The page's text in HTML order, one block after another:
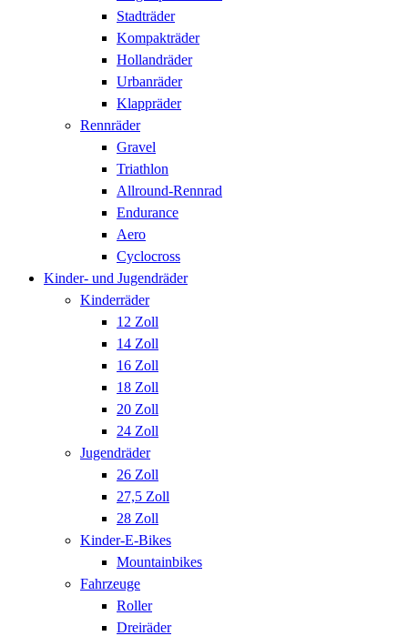
Stadträder
Kompakträder
Hollandräder
Urbanräder
Klappräder
Rennräder
Gravel
Triathlon
Allround-Rennrad
Endurance
Aero
Cyclocross
Kinder- und Jugendräder
Kinderräder
12 Zoll
14 Zoll
16 Zoll
18 Zoll
20 Zoll
24 Zoll
Jugendräder
26 Zoll
27,5 Zoll
28 Zoll
Kinder-E-Bikes
Mountainbikes
Fahrzeuge
Roller
Dreiräder